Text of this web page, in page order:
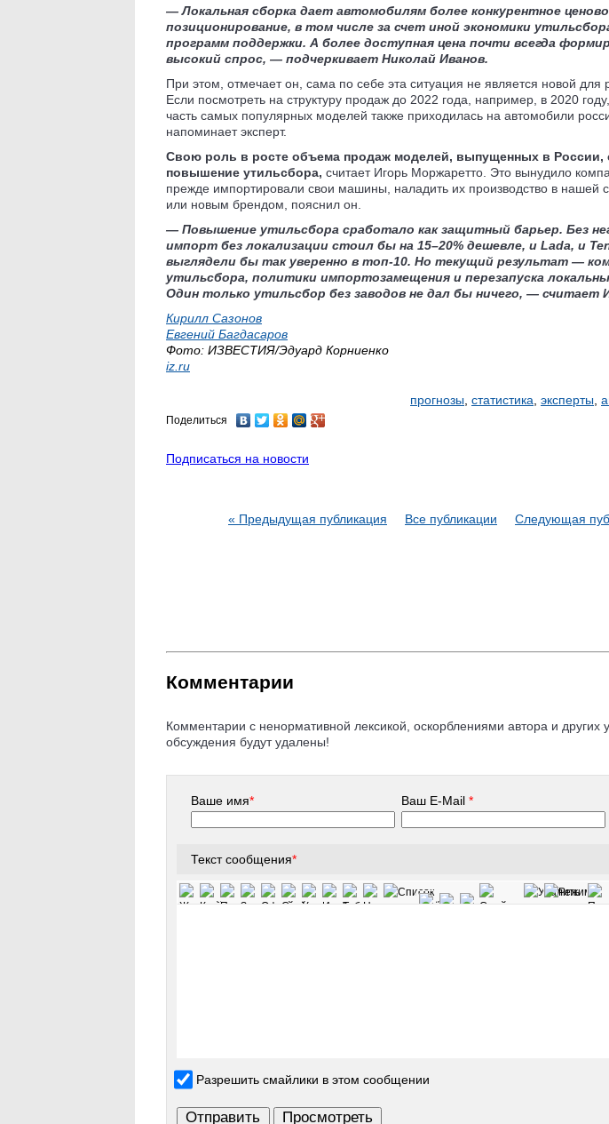
— Локальная сборка дает автомобилям более конкурентное
позиционирование, в том числе за счет иной экономики
программ поддержки. А более доступная цена почти всегда
высокий спрос, — подчеркивает Николай Иванов.
При этом, отмечает он, сама по себе эта ситуация не является новой для
Если посмотреть на структуру продаж до 2022 года, например, в 2020
часть самых популярных моделей также приходилась на автомобили
напоминает эксперт.
Свою роль в росте объема продаж моделей, выпущенных в России,
повышение утильсбора, считает Игорь Моржаретто. Это вынудило
прежде импортировали свои машины, наладить их производство в нашей
или новым брендом, пояснил он.
— Повышение утильсбора сработало как защитный барьер. Без
импорт без локализации стоил бы на 15–20% дешевле, и Lada, и
выглядели бы так уверенно в топ-10. Но текущий результат —
утильсбора, политики импортозамещения и перезапуска
Один только утильсбор без заводов не дал бы ничего, — считает
Кирилл Сазонов
Евгений Багдасаров
Фото: ИЗВЕСТИЯ/Эдуард Корниенко
iz.ru
прогнозы статистика эксперты
Поделиться
Подписаться на новости
« Предыдущая публикация Все публикации Следующая
Комментарии
Комментарии с ненормативной лексикой, оскорблениями автора и других
обсуждения будут удалены!
Ваше имя* Ваш E-Mail*
Текст сообщения*
Разрешить смайлики в этом сообщении